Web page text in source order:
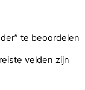
te beoordelen
velden zijn